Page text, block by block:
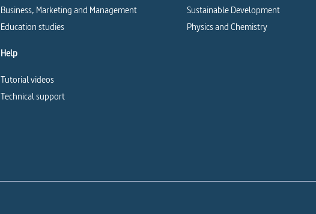
Business, Marketing and Management
Education studies
Sustainable Development
Physics and Chemistry
Help
Tutorial videos
Technical support